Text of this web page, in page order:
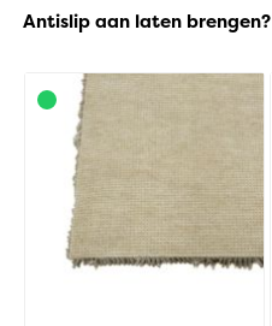
Antislip aan laten brengen?